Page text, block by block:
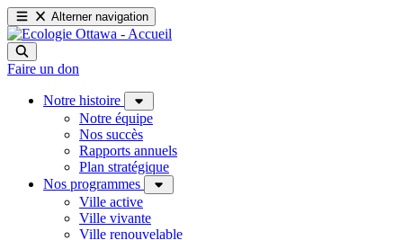
Alterner navigation
Faire un don
Notre histoire
Notre équipe
Nos succès
Rapports annuels
Plan stratégique
Nos programmes
Ville active
Ville vivante
Ville renouvelable